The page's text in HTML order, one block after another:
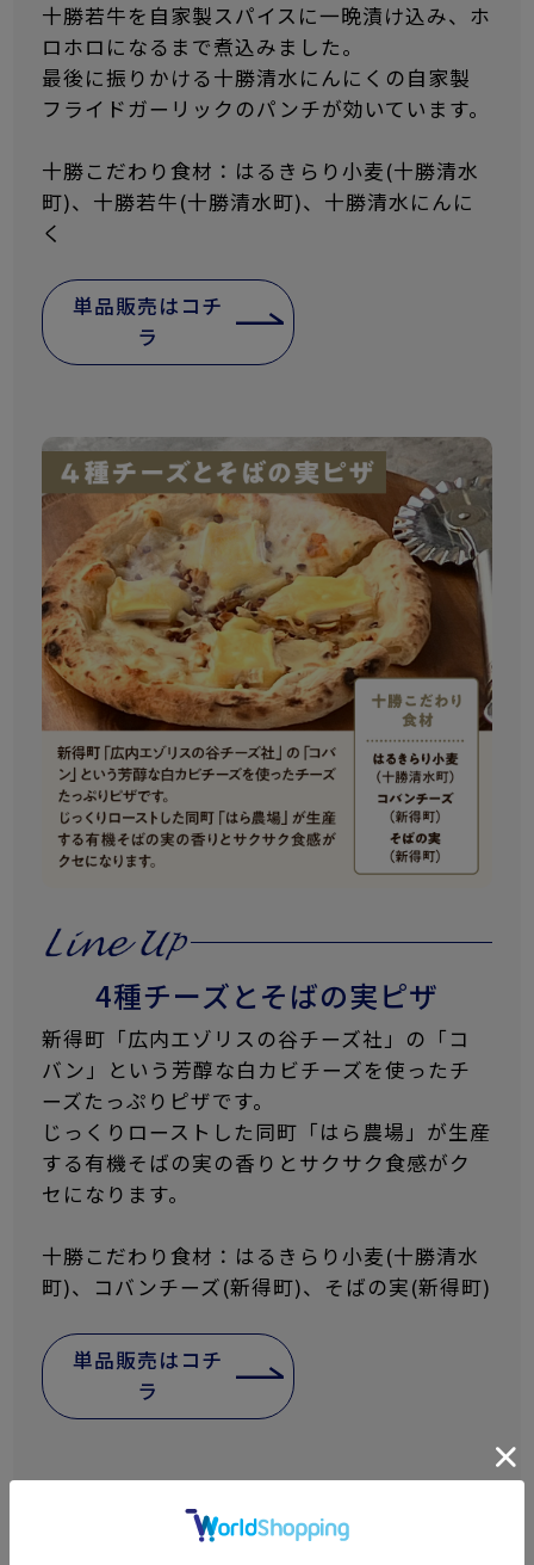
十勝若牛を自家製スパイスに一晩漬け込み、ホ
ロホロになるまで煮込みました。
最後に振りかける十勝清水にんにくの自家製
フライドガーリックのパンチが効いています。
十勝こだわり食材：はるきらり小麦(十勝清水
町)、十勝若牛(十勝清水町)、十勝清水にんに
く
単品販売はコチ
ラ
4種チーズとそばの実ピザ
新得町「広内エゾリスの谷チーズ社」の「コ
バン」という芳醇な白カビチーズを使ったチ
ーズたっぷりピザです。
じっくりローストした同町「はら農場」が生産
する有機そばの実の香りとサクサク食感がク
セになります。
十勝こだわり食材：はるきらり小麦(十勝清水
町)、コバンチーズ(新得町)、そばの実(新得町)
単品販売はコチ
ラ